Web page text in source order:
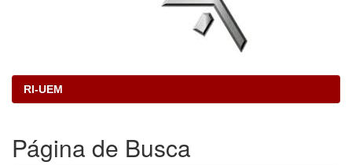
RI-UEM
Página de Busca